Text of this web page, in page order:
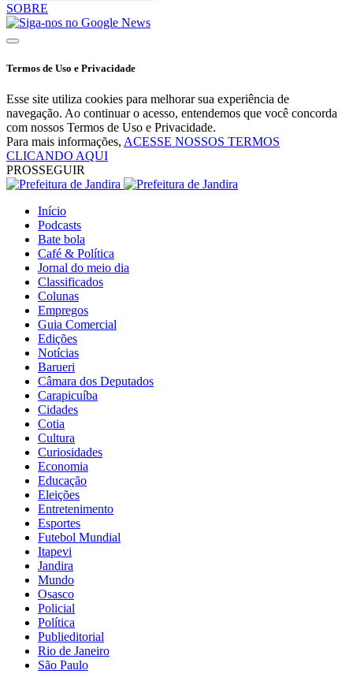
SOBRE
Termos de Uso e Privacidade
Esse site utiliza cookies para melhorar sua experiência de
navegação. Ao continuar o acesso, entendemos que você concorda
com nossos Termos de Uso e Privacidade.
Para mais informações, ACESSE NOSSOS TERMOS
CLICANDO AQUI
PROSSEGUIR
Início
Podcasts
Bate bola
Café & Política
Jornal do meio dia
Classificados
Colunas
Empregos
Guia Comercial
Edições
Notícias
Barueri
Câmara dos Deputados
Carapicuíba
Cidades
Cotia
Cultura
Curiosidades
Economia
Educação
Eleições
Entretenimento
Esportes
Futebol Mundial
Itapevi
Jandira
Mundo
Osasco
Policial
Política
Publieditorial
Rio de Janeiro
São Paulo